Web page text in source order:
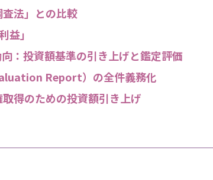
法」との比較
益」
：投資額基準の引き上げと鑑定評価
Report）の全件義務化
得のための投資額引き上げ